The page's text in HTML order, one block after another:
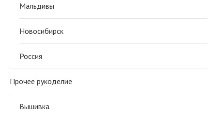
Мальдивы
Новосибирск
Россия
Прочее рукоделие
Вышивка